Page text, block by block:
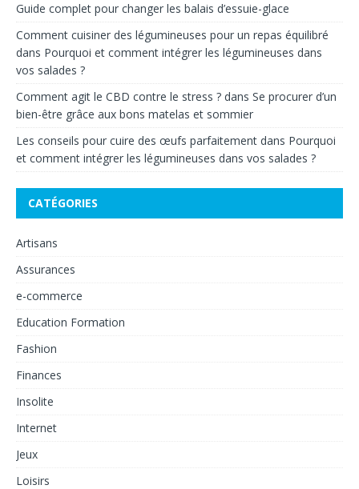
Guide complet pour changer les balais d’essuie-glace
Comment cuisiner des légumineuses pour un repas équilibré
dans Pourquoi et comment intégrer les légumineuses dans
vos salades ?
Comment agit le CBD contre le stress ? dans Se procurer d’un
bien-être grâce aux bons matelas et sommier
Les conseils pour cuire des œufs parfaitement dans Pourquoi
et comment intégrer les légumineuses dans vos salades ?
CATÉGORIES
Artisans
Assurances
e-commerce
Education Formation
Fashion
Finances
Insolite
Internet
Jeux
Loisirs